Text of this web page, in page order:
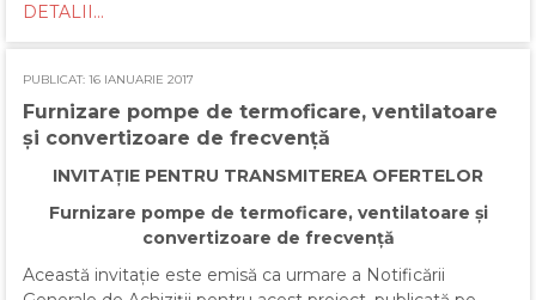
DETALII...
Furnizare pompe de termoficare, ventilatoare
și convertizoare de frecvență
PUBLICAT: 16 IANUARIE 2017
INVITAȚIE PENTRU TRANSMITEREA OFERTELOR
Furnizare pompe de termoficare, ventilatoare și
convertizoare de frecvență
Această invitație este emisă ca urmare a Notificării